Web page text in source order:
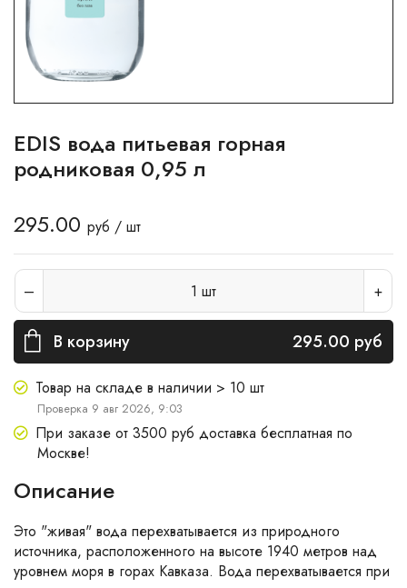
EDIS вода питьевая горная
родниковая 0,95 л
295.00 руб / шт
1 шт
В корзину 295.00 руб
Товар на складе в наличии > 10 шт
Проверка 9 авг 2026, 9:03
При заказе от 3500 руб доставка бесплатная по
Москве!
Описание
Это "живая" вода перехватывается из природного
источника, расположенного на высоте 1940 метров над
уровнем моря в горах Кавказа. Вода перехватывается при